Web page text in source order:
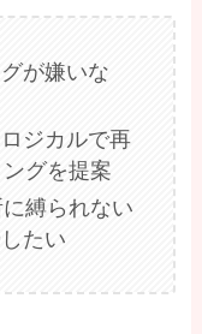
が嫌いな
ジカルで再
グを提案
縛られない
たい